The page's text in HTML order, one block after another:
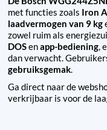
met functies zoals Iron
laadvermogen van 9 kg
zowel ruim als
DOSenapp-bediening,
dan verwacht.
gebruiksgemak.
Ga direct naar de
verkrijbaar is voor de